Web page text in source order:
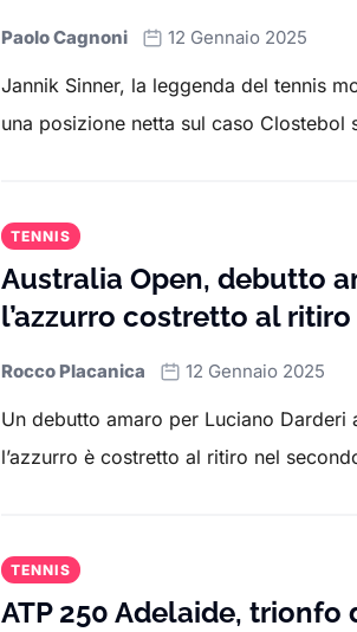
Paolo Cagnoni 12 Gennaio 2025
Jannik Sinner, la leggenda del tennis
una posizione netta sul caso Clostebol
TENNIS
Australia Open, debutto
l’azzurro costretto al
Rocco Placanica 12 Gennaio 2025
Un debutto amaro per Luciano
l’azzurro è costretto al ritiro nel
TENNIS
ATP 250 Adelaide,